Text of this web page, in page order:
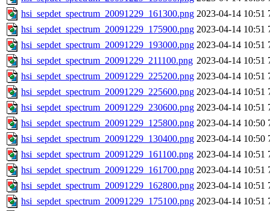
hsi_sepdet_spectrum_20091229_161300.png 2023-04-14 10:51
hsi_sepdet_spectrum_20091229_175900.png 2023-04-14 10:51
hsi_sepdet_spectrum_20091229_193000.png 2023-04-14 10:51
hsi_sepdet_spectrum_20091229_211100.png 2023-04-14 10:51
hsi_sepdet_spectrum_20091229_225200.png 2023-04-14 10:51
hsi_sepdet_spectrum_20091229_225600.png 2023-04-14 10:51
hsi_sepdet_spectrum_20091229_230600.png 2023-04-14 10:51
hsi_sepdet_spectrum_20091229_125800.png 2023-04-14 10:50
hsi_sepdet_spectrum_20091229_130400.png 2023-04-14 10:50
hsi_sepdet_spectrum_20091229_161100.png 2023-04-14 10:51
hsi_sepdet_spectrum_20091229_161700.png 2023-04-14 10:51
hsi_sepdet_spectrum_20091229_162800.png 2023-04-14 10:51
hsi_sepdet_spectrum_20091229_175100.png 2023-04-14 10:51